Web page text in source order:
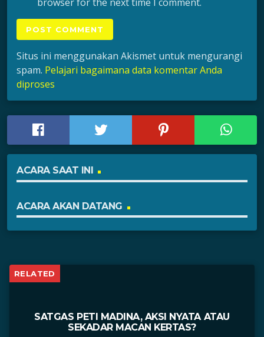
Situs ini menggunakan Akismet untuk mengurangi
spam. Pelajari bagaimana data komentar Anda
diproses
ACARA SAAT INI
ACARA AKAN DATANG
RELATED
SATGAS PETI MADINA, AKSI NYATA ATAU
SEKADAR MACAN KERTAS?